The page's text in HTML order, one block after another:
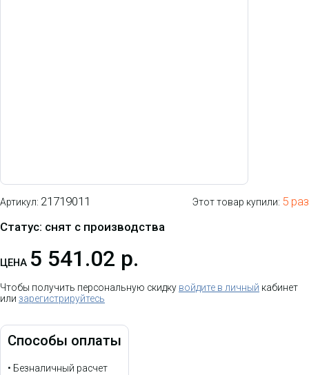
Артикул: 21719011
Статус: снят с производства
Этот товар купили: 5 раз
ЦЕНА 5 541.02 р.
Чтобы получить персональную скидку войдите в личный кабинет
или зарегистрируйтесь
Способы оплаты
• Безналичный расчет